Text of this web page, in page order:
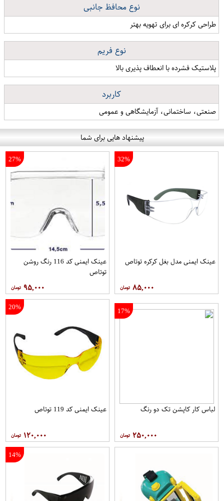
نوع محافظ جانبی
طراحی کرکره ای برای تهویه بهتر
نوع فریم
پلاستیک فشرده با انعطاف پذیری بالا
کاربرد
صنعتی، ساختمانی، آزمایشگاهی و عمومی
پیشنهاد هایی برای شما
32%
عینک ایمنی مدل بغل کرکره توتاص
۸۵,۰۰۰
27%
عینک ایمنی کد 116 رنگ روشن
توتاص
۹۵,۰۰۰
17%
لباس کار کاپشن تک دو رنگ
۲۵۰,۰۰۰
20%
عینک ایمنی کد 119 توتاص
۱۲۰,۰۰۰
14%